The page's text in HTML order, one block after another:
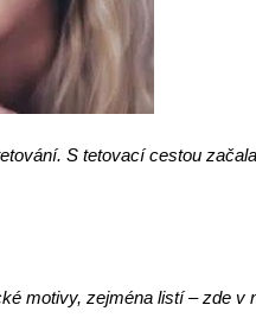
S tetovací cestou
motivy, zejména listí – zde v